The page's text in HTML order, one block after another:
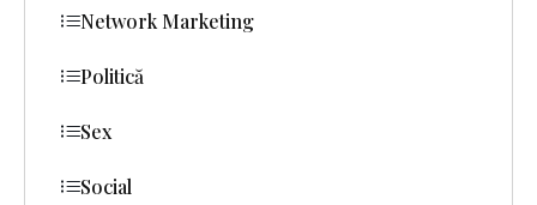
Network Marketing
Politică
Sex
Social